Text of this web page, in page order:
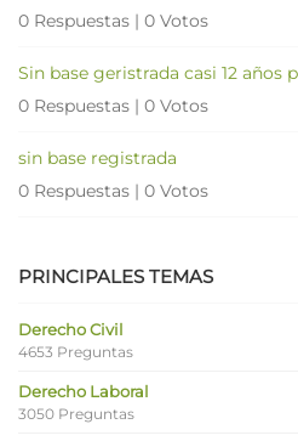
0 Respuestas | 0 Votos
Sin base geristrada casi 12 años
0 Respuestas | 0 Votos
sin base registrada
0 Respuestas | 0 Votos
PRINCIPALES TEMAS
Derecho Civil
4653 Preguntas
Derecho Laboral
3050 Preguntas